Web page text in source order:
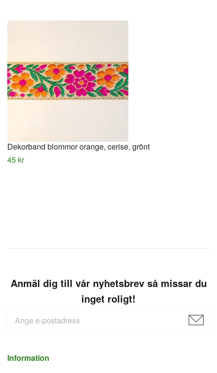
Dekorband blommor orange, cerise, grönt
45 kr
Anmäl dig till vår nyhetsbrev så missar du
inget roligt!
Information